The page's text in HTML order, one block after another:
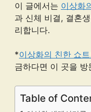
이 글에서는 이상화
과 신체 비결, 결혼
리합니다.
*이상화의 친한 쇼
금하다면 이 곳을 방
Table of